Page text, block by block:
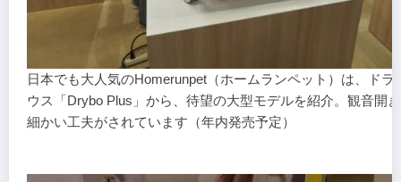
日本でも大人気のHomerunpet（ホームランペット）は、ドラ
ウス「Drybo Plus」から、待望の大型モデルを紹介。観音開
細かい工夫がされています（年内発売予定）